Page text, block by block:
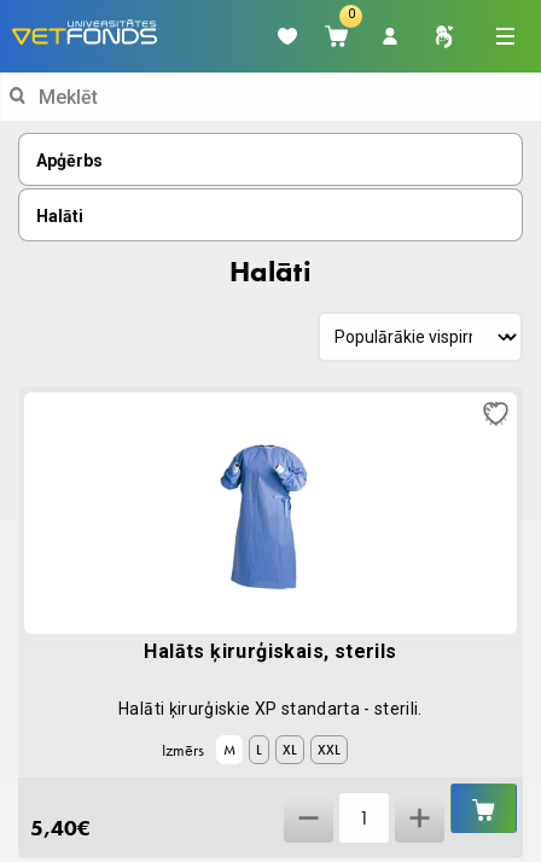
0
Search
Apģērbs
Halāti
Halāti
Halāts ķirurģiskais, sterils
Halāti ķirurģiskie XP standarta - sterili.
Izmērs M L XL XXL
5,40€